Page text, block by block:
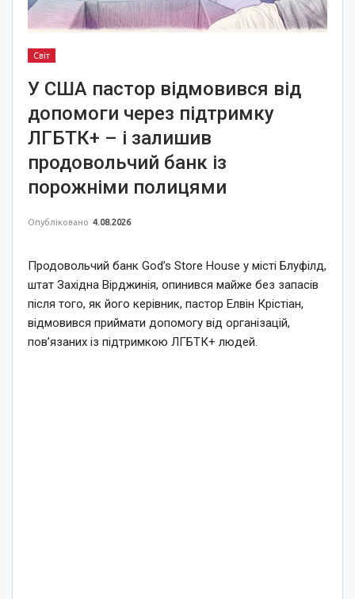
Світ
У США пастор відмовився від
допомоги через підтримку
ЛГБТК+ – і залишив
продовольчий банк із
порожніми полицями
Опубліковано 4.08.2026
Продовольчий банк God’s Store House у місті Блуфілд,
штат Західна Вірджинія, опинився майже без запасів
після того, як його керівник, пастор Елвін Крістіан,
відмовився приймати допомогу від організацій,
пов’язаних із підтримкою ЛГБТК+ людей.